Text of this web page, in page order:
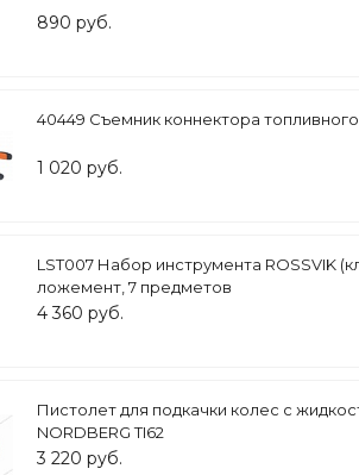
890 руб.
40449 Съемник коннектора
1 020 руб.
LST007 Набор инструмента ROSSVIK
ложемент, 7 предметов
4 360 руб.
Пистолет для подкачки колес с
NORDBERG TI62
3 220 руб.